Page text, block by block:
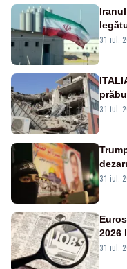
SUA
31 iul.
31 iul.
31 iul.
2026
31 iul.